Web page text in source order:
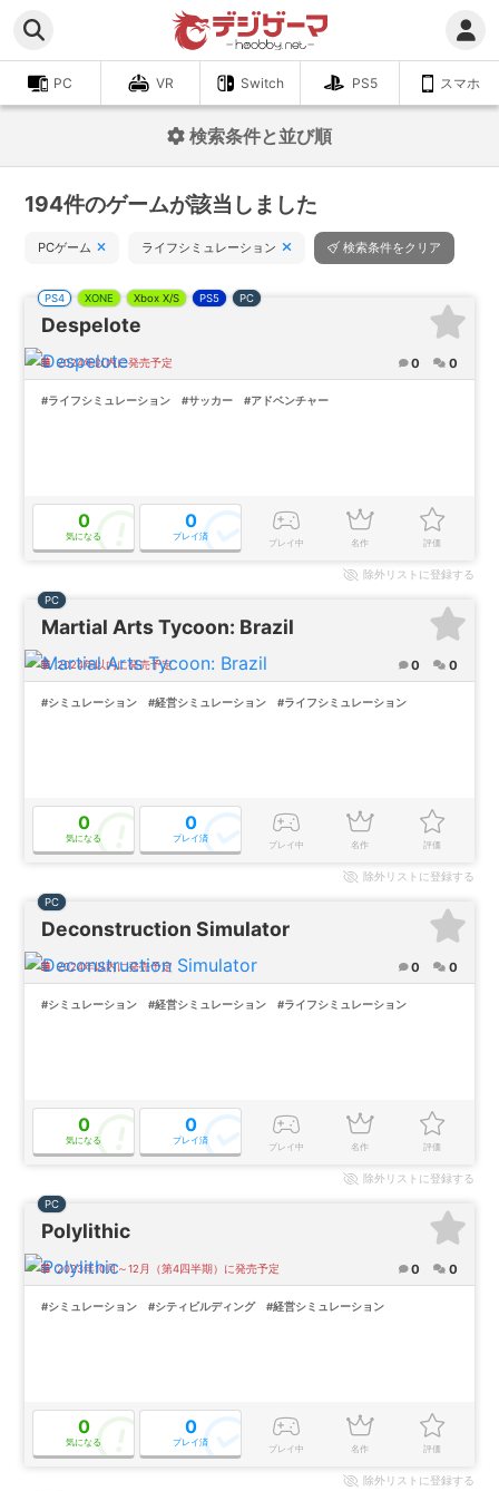
PC VR Switch PS5 スマホ
194件のゲームが該当しました
PCゲーム ライフシミュレーション 検索条件をクリア
Despelote
PS4 XONE Xbox X/S PS5 PC
2024年以内に発売予定 0 0
#ライフシミュレーション #サッカー #アドベンチャー
0
気になる
0
プレイ済
プレイ中 名作 評価
除外リストに登録する
Martial Arts Tycoon: Brazil
PC
2024年以内に発売予定 0 0
#シミュレーション #経営シミュレーション #ライフシミュレーション
0
気になる
0
プレイ済
プレイ中 名作 評価
除外リストに登録する
Deconstruction Simulator
PC
2024年以内に発売予定 0 0
#シミュレーション #経営シミュレーション #ライフシミュレーション
0
気になる
0
プレイ済
プレイ中 名作 評価
除外リストに登録する
Polylithic
PC
2023年10月～12月（第4四半期）に発売予定 0 0
#シミュレーション #シティビルディング #経営シミュレーション
0
気になる
0
プレイ済
プレイ中 名作 評価
除外リストに登録する
検索条件と並び順